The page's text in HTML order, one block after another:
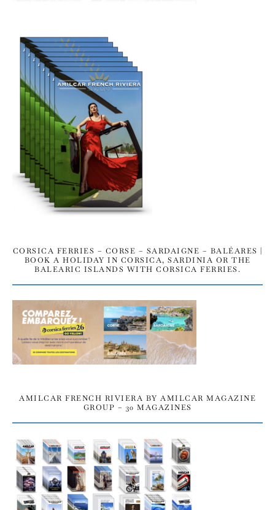
CORSICA FERRIES – CORSE – SARDAIGNE – BALÉARES |
BOOK A HOLIDAY IN CORSICA, SARDINIA OR THE
BALEARIC ISLANDS WITH CORSICA FERRIES.
AMILCAR FRENCH RIVIERA BY AMILCAR MAGAZINE
GROUP – 30 MAGAZINES